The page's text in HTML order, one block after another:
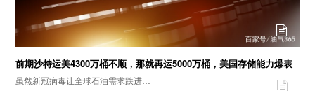
前期沙特运美4300万桶不顺，那就再运5000万桶，美国存储能力爆表
虽然新冠病毒让全球石油需求跌进…